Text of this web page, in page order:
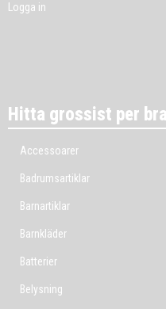
Logga in
Hitta grossist per
Accessoarer
Badrumsartiklar
Barnartiklar
Barnkläder
Batterier
Belysning